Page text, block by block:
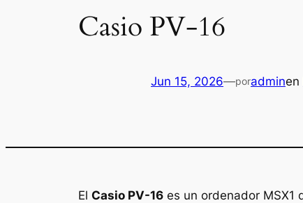
Casio PV-16
Jun 15, 2026—poradminen
El Casio PV-16 es un ordenador MSX1